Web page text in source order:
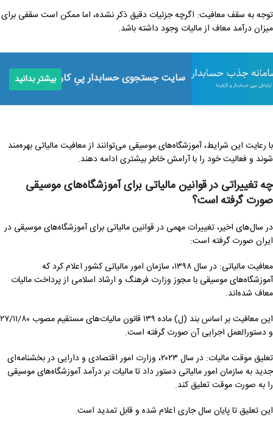
توجه به سقف معافیت: اگرچه جزئیات دقیق ذکر نشده، اما ممکن است سقفی برای
میزان درآمد معاف از مالیات وجود داشته باشد.
سایت جستجوی حسابدار پی‌ِ کار بیشتر بدانید
با رعایت این شرایط، آموزشگاه‌های موسیقی می‌توانند از معافیت مالیاتی بهره‌مند
شوند و فعالیت خود را با آرامش خاطر بیشتری ادامه دهند.
چه تغییراتی در قوانین مالیاتی برای آموزشگاه‌های موسیقی
صورت گرفته است؟
در سال‌های اخیر، تغییرات مهمی در قوانین مالیاتی برای آموزشگاه‌های موسیقی در
ایران صورت گرفته است:
معافیت مالیاتی: در سال ۱۳۹۸، سازمان امور مالیاتی کشور اعلام کرد که
آموزشگاه‌های موسیقی با مجوز وزارت فرهنگ و ارشاد اسلامی از پرداخت مالیات
معاف شده‌اند.
این معافیت بر اساس بند (ل) ماده ۱۳۹ قانون مالیات‌های مستقیم مصوب ۲۷/۱۱/۸۰
و دستورالعمل اجرایی آن صورت گرفته است.
تعلیق موقت مالیات: در سال ۲۰۲۳، وزارت امور اقتصادی و دارایی در بخشنامه‌ای
جدید به سازمان امور مالیاتی دستور داد تا مالیات بر درآمد آموزشگاه‌های موسیقی
را به صورت موقت تعلیق کند.
این تعلیق تا پایان سال جاری اعلام شده و قابل تمدید است.